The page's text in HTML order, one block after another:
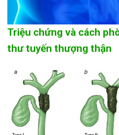
Triệu chứng và cách
thư tuyến thượng thận